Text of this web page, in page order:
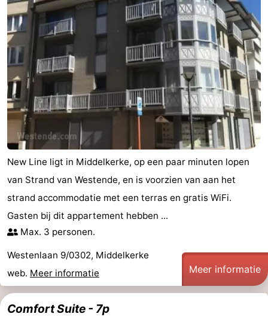
New Line ligt in Middelkerke, op een paar minuten lopen
van Strand van Westende, en is voorzien van aan het
strand accommodatie met een terras en gratis WiFi.
Gasten bij dit appartement hebben ...
Max. 3 personen.
Westenlaan 9/0302, Middelkerke
web. Meer informatie Meer informatie
Comfort Suite - 7p